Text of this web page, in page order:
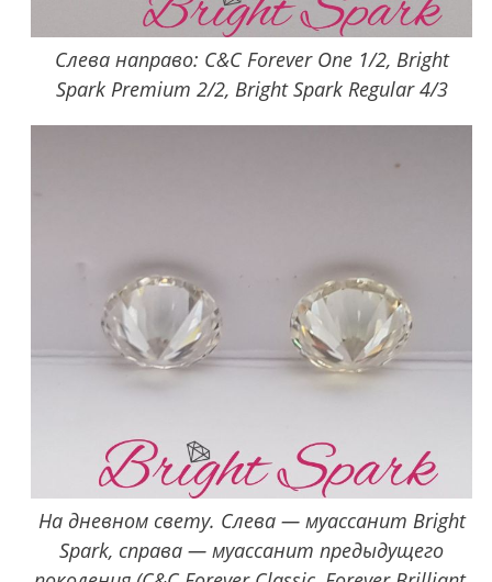
Слева направо: C&C Forever One 1/2, Bright
Spark Premium 2/2, Bright Spark Regular 4/3
На дневном свету. Слева — муассанит Bright
Spark, справа — муассанит предыдущего